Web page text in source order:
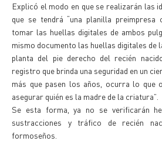
Explicó el modo en que se realizarán las
que se tendrá “una planilla preimpresa
tomar las huellas digitales de ambos
mismo documento las huellas digitales de
planta del pie derecho del recién
registro que brinda una seguridad en un
más que pasen los años, ocurra lo que
asegurar quién es la madre de la criatura”.
Se esta forma, ya no se verificarán
sustracciones y tráfico de recién
formoseños.